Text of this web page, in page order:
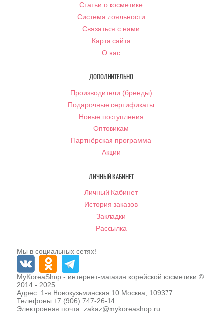
Статьи о косметике
Система лояльности
Связаться с нами
Карта сайта
О нас
ДОПОЛНИТЕЛЬНО
Производители (бренды)
Подарочные сертификаты
Новые поступления
Оптовикам
Партнёрская программа
Акции
ЛИЧНЫЙ КАБИНЕТ
Личный Кабинет
История заказов
Закладки
Рассылка
Мы в социальных сетях!
MyKoreaShop - интернет-магазин корейской косметики ©
2014 - 2025
Адрес: 1-я Новокузьминская 10 Москва
109377
Телефоны:+7 (906) 747-26-14
Электронная почта: zakaz@mykoreashop.ru